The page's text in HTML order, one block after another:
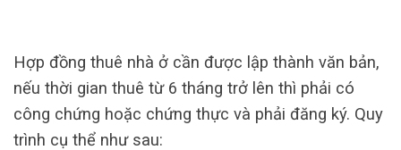
Hợp đồng thuê nhà ở cần được lập thành văn bản,
nếu thời gian thuê từ 6 tháng trở lên thì phải có
công chứng hoặc chứng thực và phải đăng ký. Quy
trình cụ thể như sau: